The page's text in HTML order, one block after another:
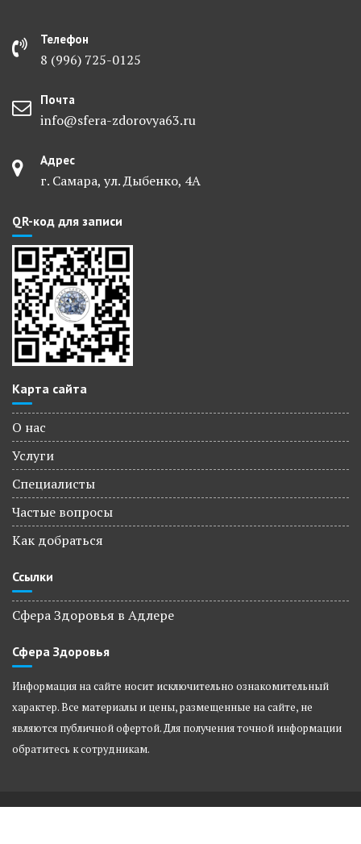
Телефон
8 (996) 725-0125
Почта
info@sfera-zdorovya63.ru
Адрес
г. Самара, ул. Дыбенко, 4А
QR-код для записи
Карта сайта
О нас
Услуги
Специалисты
Частые вопросы
Как добраться
Ссылки
Сфера Здоровья в Адлере
Сфера Здоровья
Информация на сайте носит исключительно ознакомительный
характер. Все материалы и цены, размещенные на сайте, не
являются публичной офертой. Для полученияточной информации
обратитесь к сотрудникам.